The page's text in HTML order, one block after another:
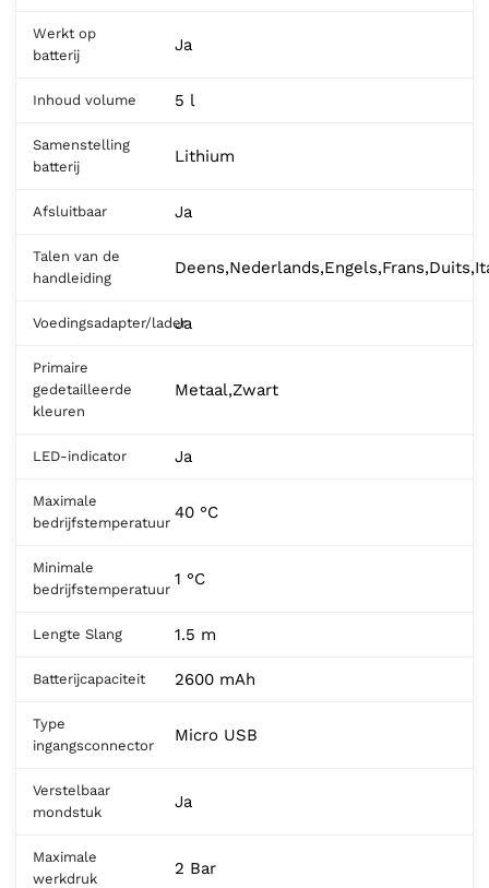
Werkt op
batterij
Ja
Inhoud volume 5 l
Samenstelling
batterij
Lithium
Afsluitbaar Ja
Talen van de
handleiding
Voedingsadapter/lader
Ja
Primaire
gedetailleerde
kleuren
Metaal,Zwart
LED-indicator Ja
Maximale
bedrijfstemperatuur
40 °C
Minimale
bedrijfstemperatuur
1 °C
Lengte Slang 1.5 m
Batterijcapaciteit 2600 mAh
Type
ingangsconnector
Micro USB
Verstelbaar
mondstuk
Ja
Maximale
werkdruk
2 Bar